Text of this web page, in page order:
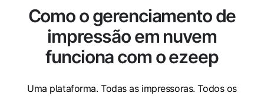
Como o gerenciamento de
impressão em nuvem
funciona com o ezeep
Uma plataforma. Todas as impressoras. Todos os